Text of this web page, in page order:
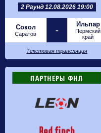
2 Раунд 12.08.2026 19:00
Сокол
Саратов -
Ильпар
Пермский
край
Текстовая трансляция
ПАРТНЕРЫ ФНЛ